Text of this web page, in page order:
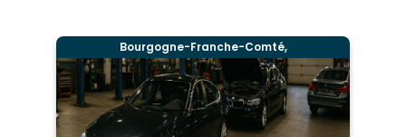
Bourgogne-Franche-Comté,